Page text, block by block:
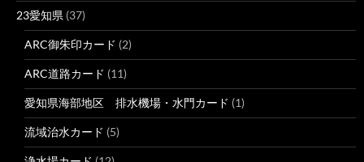
23愛知県 (37)
ARC御朱印カード (2)
ARC道路カード (11)
愛知県海部地区 排水機場・水門カード (1)
流域治水カード (5)